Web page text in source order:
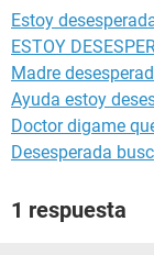
Estoy
ESTOY
Madre
Ayuda estoy
Doctor digame
Desesperada
1 respuesta